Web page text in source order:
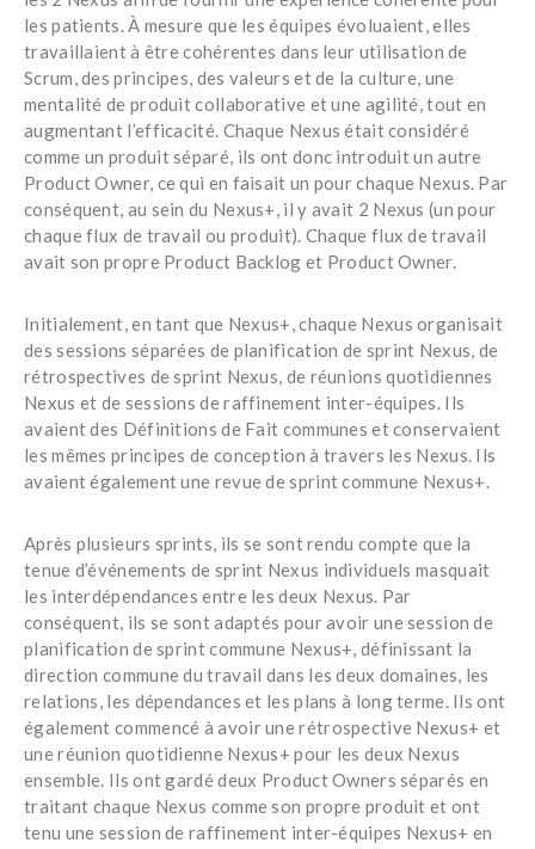
les patients. À mesure que les équipes évoluaient, elles
travaillaient à être cohérentes dans leur utilisation de
Scrum, des principes, des valeurs et de la culture, une
mentalité de produit collaborative et une agilité, tout en
augmentant l’efficacité. Chaque Nexus était considéré
comme un produit séparé, ils ont donc introduit un autre
Product Owner, ce qui en faisait un pour chaque Nexus. Par
conséquent, au sein du Nexus+, il y avait 2 Nexus (un pour
chaque flux de travail ou produit). Chaque flux de travail
avait son propre Product Backlog et Product Owner.
Initialement, en tant que Nexus+, chaque Nexus organisait
des sessions séparées de planification de sprint Nexus, de
rétrospectives de sprint Nexus, de réunions quotidiennes
Nexus et de sessions de raffinement inter-équipes. Ils
avaient des Définitions de Fait communes et conservaient
les mêmes principes de conception à travers les Nexus. Ils
avaient également une revue de sprint commune Nexus+.
Après plusieurs sprints, ils se sont rendu compte que la
tenue d’événements de sprint Nexus individuels masquait
les interdépendances entre les deux Nexus. Par
conséquent, ils se sont adaptés pour avoir une session de
planification de sprint commune Nexus+, définissant la
direction commune du travail dans les deux domaines, les
relations, les dépendances et les plans à long terme. Ils ont
également commencé à avoir une rétrospective Nexus+ et
une réunion quotidienne Nexus+ pour les deux Nexus
ensemble. Ils ont gardé deux Product Owners séparés en
traitant chaque Nexus comme son propre produit et ont
tenu une session de raffinement inter-équipes Nexus+ en